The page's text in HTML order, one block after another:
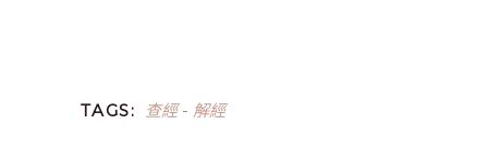
TAGS: 查經- 解經